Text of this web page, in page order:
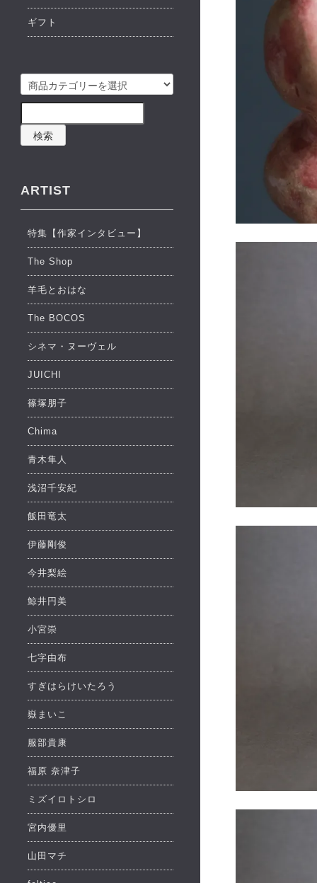
ギフト
検索
ARTIST
特集【作家インタビュー】
The Shop
羊毛とおはな
The BOCOS
シネマ・ヌーヴェル
JUICHI
篠塚朋子
Chima
青木隼人
浅沼千安紀
飯田竜太
伊藤剛俊
今井梨絵
鯨井円美
小宮崇
七字由布
すぎはらけいたろう
嶽まいこ
服部貴康
福原 奈津子
ミズイロトシロ
宮内優里
山田マチ